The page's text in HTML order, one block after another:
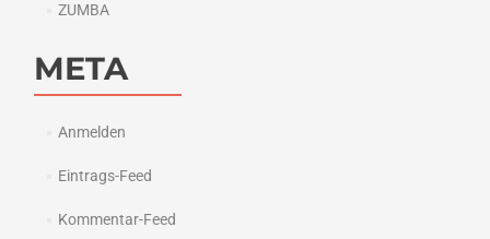
ZUMBA
META
Anmelden
Eintrags-Feed
Kommentar-Feed